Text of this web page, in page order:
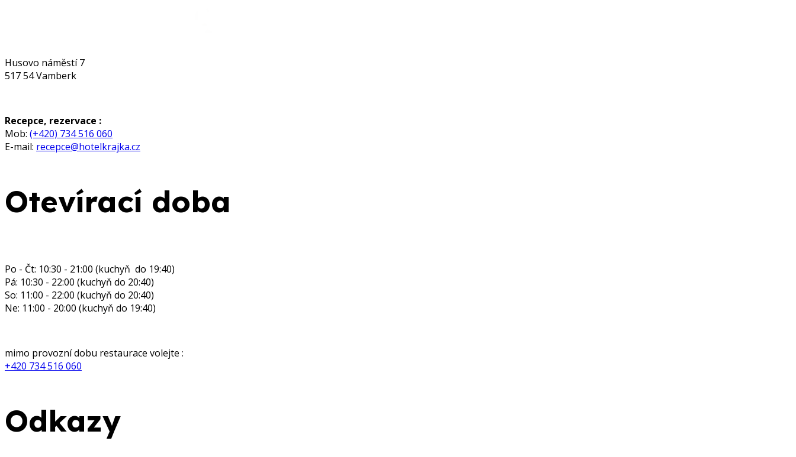
Husovo náměstí 7
517 54 Vamberk
Recepce, rezervace :
Mob: (+420) 734 516 060
E-mail: recepce@hotelkrajka.cz
Otevírací doba
Po - Čt: 10:30 - 21:00 (kuchyň do 19:40)
Pá: 10:30 - 22:00 (kuchyň do 20:40)
So: 11:00 - 22:00 (kuchyň do 20:40)
Ne: 11:00 - 20:00 (kuchyň do 19:40)
mimo provozní dobu restaurace volejte :
+420 734 516 060
Odkazy